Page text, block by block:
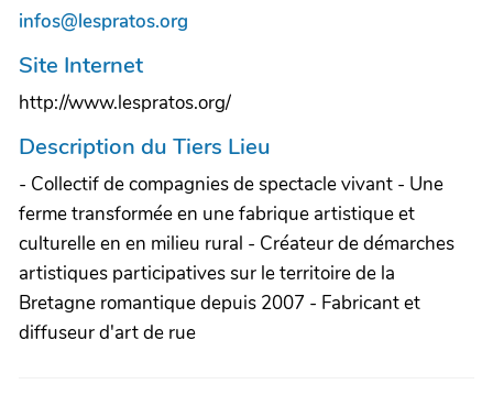
infos@lespratos.org
Site Internet
http://www.lespratos.org/
Description du Tiers Lieu
- Collectif de compagnies de spectacle vivant - Une
ferme transformée en une fabrique artistique et
culturelle en en milieu rural - Créateur de démarches
artistiques participatives sur le territoire de la
Bretagne romantique depuis 2007 - Fabricant et
diffuseur d'art de rue